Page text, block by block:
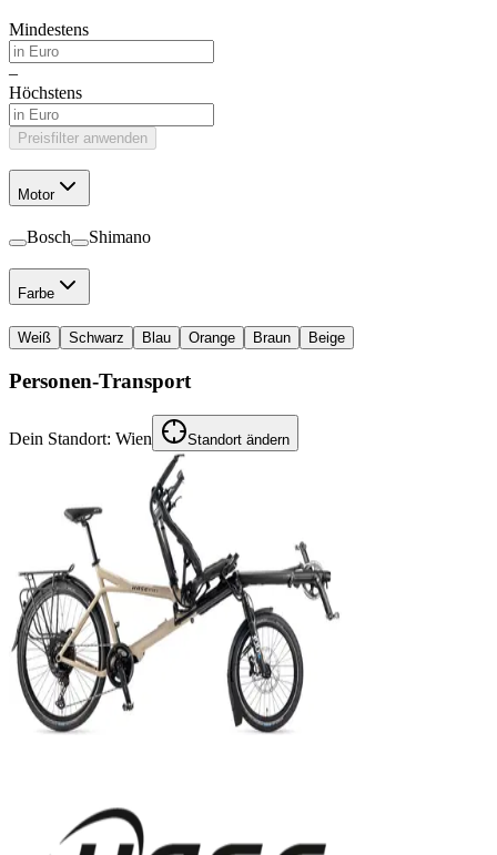
Mindestens
–
Höchstens
Preisfilter anwenden
Motor
Bosch Shimano
Farbe
Weiß Schwarz Blau Orange Braun Beige
Personen-Transport
Dein Standort: Wien Standort ändern